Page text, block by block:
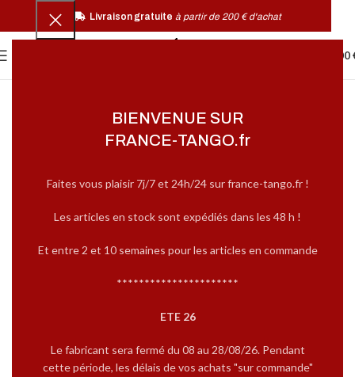
BIENVENUE SUR
FRANCE-TANGO.fr
Faites vous plaisir 7j/7 et 24h/24 sur france-tango.fr !
Les articles en stock sont expédiés dans les 48 h !
Et entre 2 et 10 semaines pour les articles en commande
**********************
ETE 26
Le fabricant sera fermé du 08 au 28/08/26. Pendant
cette période, les délais de vos achats "sur commande"
0,00
Livraison gratuite à partir de 200 € d'achat